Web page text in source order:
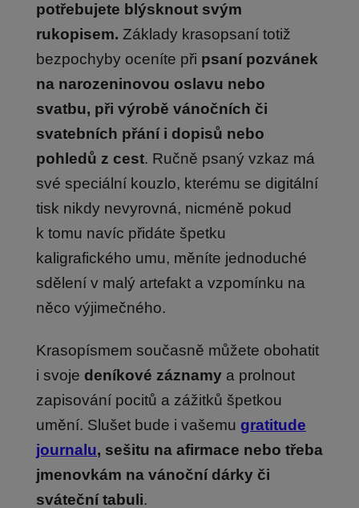
potřebujete blýsknout svým
rukopisem. Základy krasopsaní totiž
bezpochyby oceníte při psaní pozvánek
na narozeninovou oslavu nebo
svatbu, při výrobě vánočních či
svatebních přání i dopisů nebo
pohledů z cest. Ručně psaný vzkaz má
své speciální kouzlo, kterému se digitální
tisk nikdy nevyrovná, nicméně pokud
k tomu navíc přidáte špetku
kaligrafického umu, měníte jednoduché
sdělení v malý artefakt a vzpomínku na
něco výjimečného.
Krasopísmem současně můžete obohatit
i svoje deníkové záznamy a prolnout
zapisování pocitů a zážitků špetkou
umění. Slušet bude i vašemu gratitude
journalu, sešitu na afirmace nebo třeba
jmenovkám na vánoční dárky či
sváteční tabuli.